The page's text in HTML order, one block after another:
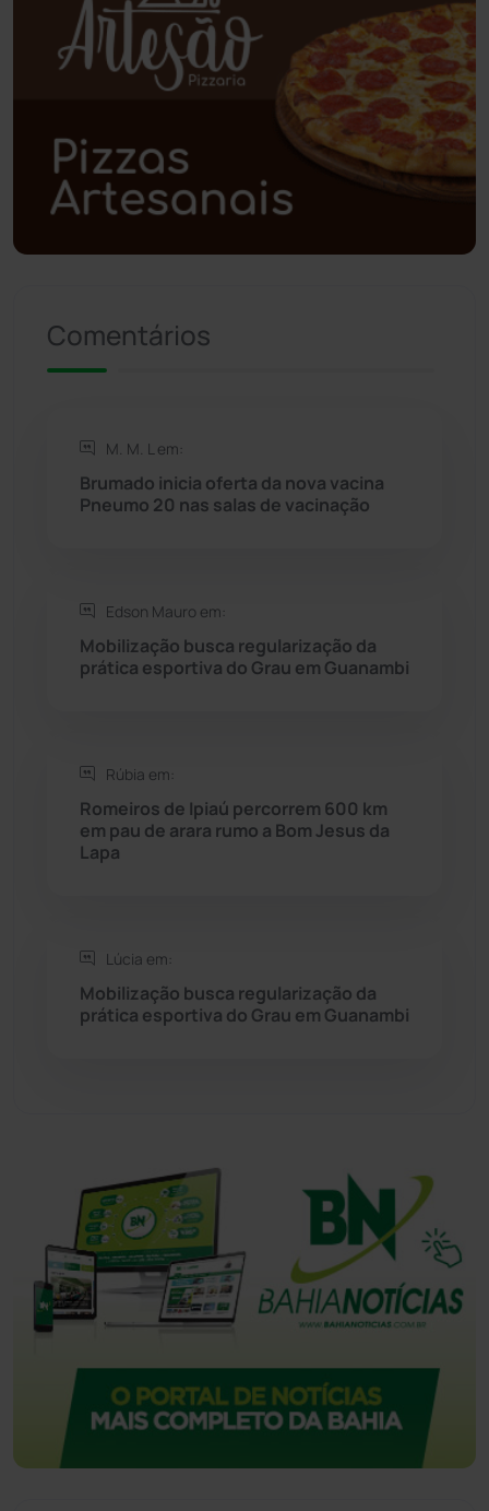
Polícia Civil (58)
(27)
Política (03)
Rio de Contas
Rio do Pires
Sebastião Laranjeiras
Sudoeste Baiano
Tanhaçu (426)
Tecnologia
Urandi (157)
Comentários
M. M. L em:
Brumado inicia oferta da nova vacina
Pneumo 20 nas salas de vacinação
Edson Mauro em:
Mobilização busca regularização da
prática esportiva do Grau em Guanambi
Rúbia em:
Romeiros de Ipiaú percorrem 600 km
em pau de arara rumo a Bom Jesus da
Lapa
Lúcia em:
Mobilização busca regularização da
prática esportiva do Grau em Guanambi